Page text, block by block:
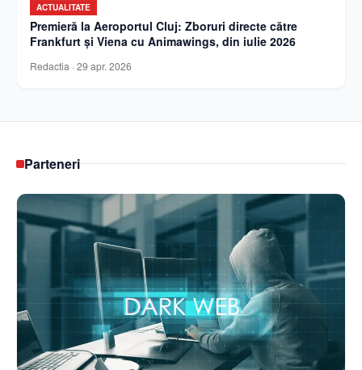
ACTUALITATE
Premieră la Aeroportul Cluj: Zboruri directe către
Frankfurt și Viena cu Animawings, din iulie 2026
Redactia · 29 apr. 2026
Parteneri